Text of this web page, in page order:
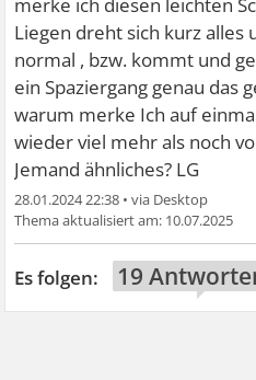
Liegen dreht sich kurz alles
normal , bzw. kommt und
ein Spaziergang genau das
warum merke Ich auf
wieder viel mehr als noch
Jemand ähnliches? LG
28.01.2024 22:38 •
10.07.2025
19